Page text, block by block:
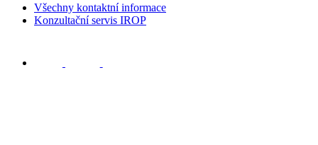
Všechny kontaktní informace
Konzultační servis IROP